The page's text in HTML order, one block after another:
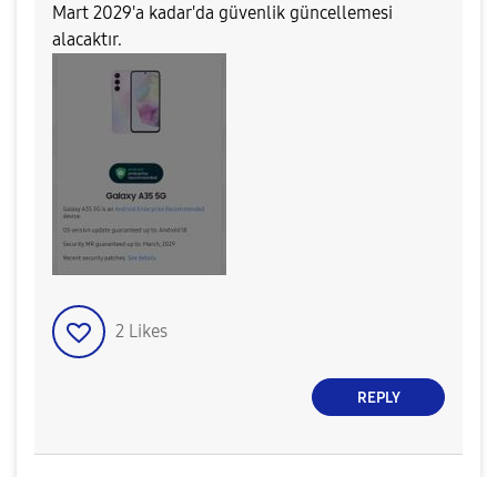
Mart 2029'a kadar'da güvenlik güncellemesi
alacaktır.
2 Likes
REPLY